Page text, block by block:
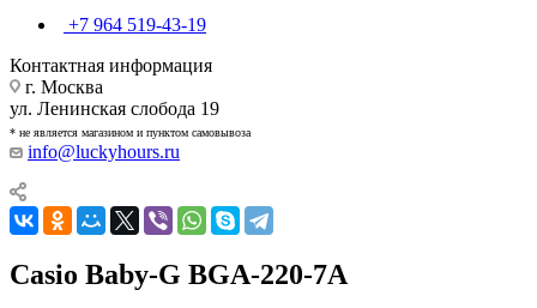
+7 964 519-43-19
Контактная информация
г. Москва
ул. Ленинская слобода 19
* не является магазином и пунктом самовывоза
info@luckyhours.ru
Casio Baby-G BGA-220-7A